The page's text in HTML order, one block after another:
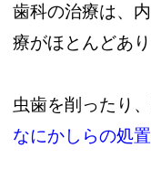
歯科の治療は、
療がほとんどあ
虫歯を削ったり
なにかしらの処